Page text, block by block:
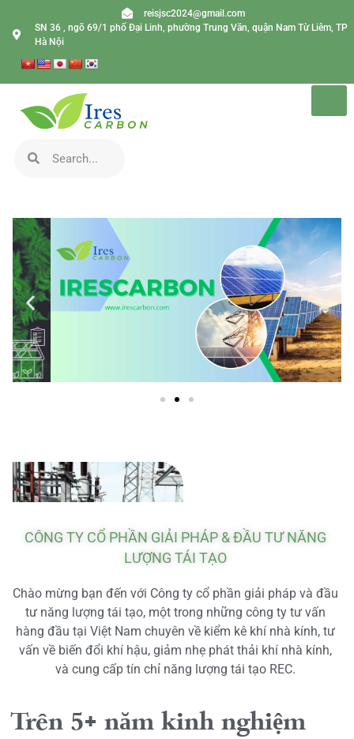
reisjsc2024@gmail.com
SN 36 , ngõ 69/1 phố Đại Linh, phường Trung Văn, quận Nam Từ Liêm, TP
Hà Nội
CÔNG TY CỔ PHẦN GIẢI PHÁP & ĐẦU TƯ NĂNG
LƯỢNG TÁI TẠO
Chào mừng bạn đến với Công ty cổ phần giải pháp và đầu
tư năng lượng tái tạo, một trong những công ty tư vấn
hàng đầu tại Việt Nam chuyên về kiểm kê khí nhà kính, tư
vấn về biến đổi khí hậu, giảm nhẹ phát thải khí nhà kính,
và cung cấp tín chỉ năng lượng tái tạo REC.
Trên 5+ năm kinh nghiệm